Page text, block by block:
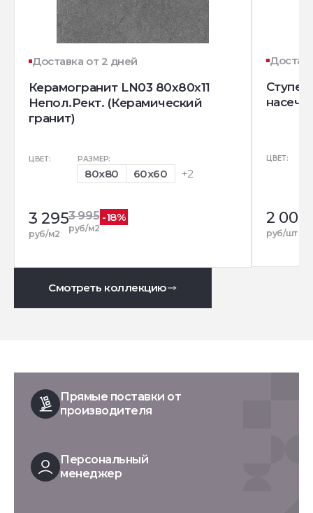
Доставка от 2 дней
Керамогранит LN03 80x80x11
Непол.Рект. (Керамический
гранит)
ЦВЕТ: РАЗМЕР:
80x80 60x60 +2
3 295
руб/м2
3 995
руб/м2
-18%
ЦВЕТ:
2 005
руб/шт
Смотреть коллекцию
Прямые поставки от
производителя
Персональный
менеджер